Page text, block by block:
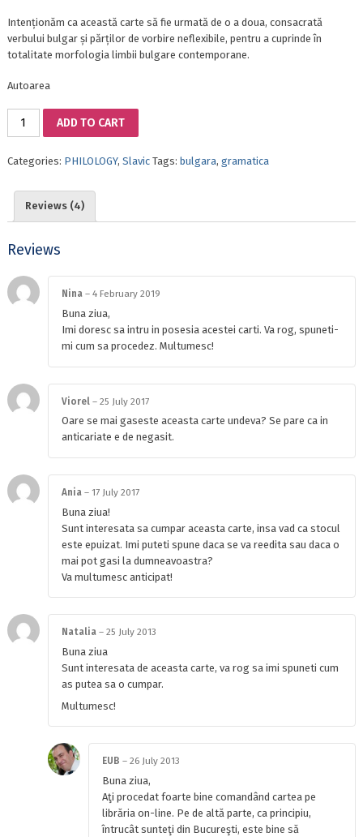
Intenționăm ca această carte să fie urmată de o a doua, consacrată
verbului bulgar și părților de vorbire neflexibile, pentru a cuprinde în
totalitate morfologia limbii bulgare contemporane.
Autoarea
BULGARIAN
TABLES,
TESTS.
NOMINAL
quantity
ADD TO CART
Categories: PHILOLOGY, Slavic Tags: bulgara, gramatica
Reviews (4)
Reviews
Nina – 4 February 2019
Buna ziua,
Imi doresc sa intru in posesia acestei carti. Va rog, spuneti-
mi cum sa procedez. Multumesc!
Viorel – 25 July 2017
Oare se mai gaseste aceasta carte undeva? Se pare ca in
anticariate e de negasit.
Ania – 17 July 2017
Buna ziua!
Sunt interesata sa cumpar aceasta carte, insa vad ca stocul
este epuizat. Imi puteti spune daca se va reedita sau daca o
mai pot gasi la dumneavoastra?
Va multumesc anticipat!
Natalia – 25 July 2013
Buna ziua
Sunt interesata de aceasta carte, va rog sa imi spuneti cum
as putea sa o cumpar.
Multumesc!
EUB – 26 July 2013
Buna ziua,
Aţi procedat foarte bine comandând cartea pe
librăria on-line. Pe de altă parte, ca principiu,
întrucât sunteţi din Bucureşti, este bine să